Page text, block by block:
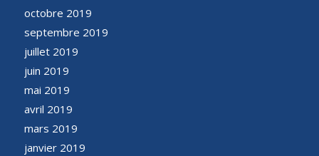
octobre 2019
septembre 2019
juillet 2019
juin 2019
mai 2019
avril 2019
mars 2019
janvier 2019